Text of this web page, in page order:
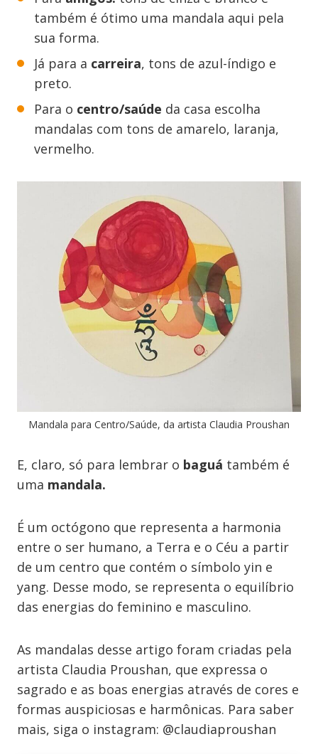
também é ótimo uma mandala aqui pela
sua forma.
Já para a carreira, tons de azul-índigo e
preto.
Para o centro/saúde da casa escolha
mandalas com tons de amarelo, laranja,
vermelho.
Mandala para Centro/Saúde, da artista Claudia Proushan
E, claro, só para lembrar o baguá também é
uma mandala.
É um octógono que representa a harmonia
entre o ser humano, a Terra e o Céu a partir
de um centro que contém o símbolo yin e
yang. Desse modo, se representa o equilíbrio
das energias do feminino e masculino.
As mandalas desse artigo foram criadas pela
artista Claudia Proushan, que expressa o
sagrado e as boas energias através de cores e
formas auspiciosas e harmônicas. Para saber
mais, siga o instagram: @claudiaproushan